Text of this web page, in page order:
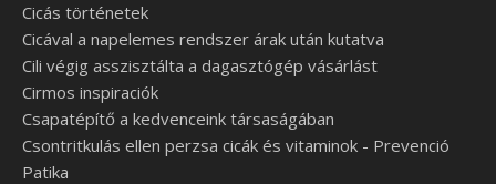
Cicás történetek
Cicával a napelemes rendszer árak után kutatva
Cili végig asszisztálta a dagasztógép vásárlást
Cirmos inspiraciók
Csapatépítő a kedvenceink társaságában
Csontritkulás ellen perzsa cicák és vitaminok - Prevenció
Patika